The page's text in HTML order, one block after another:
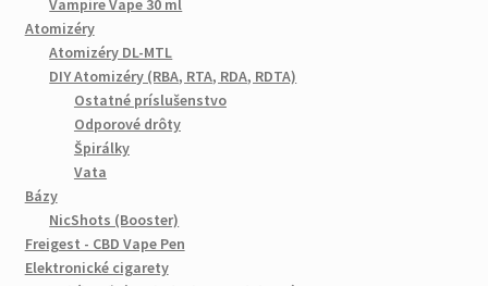
Vampire Vape 30 ml
Atomizéry
Atomizéry DL-MTL
DIY Atomizéry (RBA, RTA, RDA, RDTA)
Ostatné príslušenstvo
Odporové drôty
Špirálky
Vata
Bázy
NicShots (Booster)
Freigest - CBD Vape Pen
Elektronické cigarety